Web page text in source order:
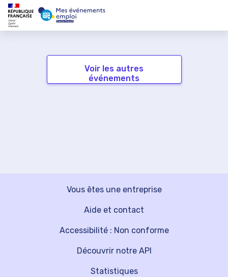
Voir les autres
événements
Vous êtes une entreprise
Découvrir notre API
Aide et contact
Statistiques
Accessibilité : Non conforme